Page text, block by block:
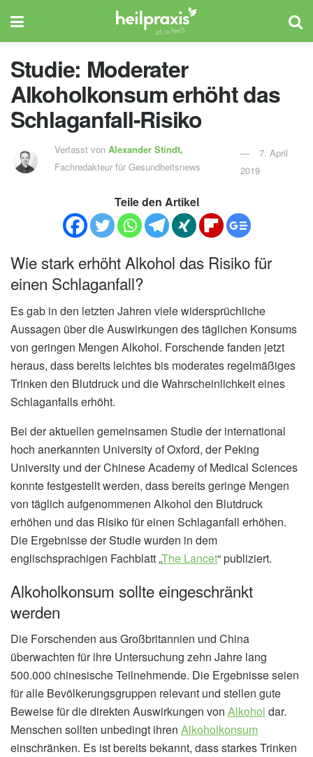
Studie: Moderater
Alkoholkonsum erhöht das
Schlaganfall-Risiko
Verfasst vonAlexander Stindt,
Fachredakteur für Gesundheitsnews
7. April
2019
Teile den Artikel
Wie stark erhöht Alkohol das Risiko für
einen Schlaganfall?
Es gab in den letzten Jahren viele widersprüchliche
Aussagen über die Auswirkungen des täglichen Konsums
von geringen Mengen Alkohol. Forschende fanden jetzt
heraus, dass bereits leichtes bis moderates regelmäßiges
Trinken den Blutdruck und die Wahrscheinlichkeit eines
Schlaganfalls erhöht.
Bei der aktuellen gemeinsamen Studie der international
hoch anerkannten University of Oxford, der Peking
University und der Chinese Academy of Medical Sciences
konnte festgestellt werden, dass bereits geringe Mengen
von täglich aufgenommenen Alkohol den Blutdruck
erhöhen und das Risiko für einen Schlaganfall erhöhen.
Die Ergebnisse der Studie wurden in dem
englischsprachigen Fachblatt „The Lancet“ publiziert.
Alkoholkonsum sollte eingeschränkt
werden
Die Forschenden aus Großbritannien und China
überwachten für ihre Untersuchung zehn Jahre lang
500.000 chinesische Teilnehmende. Die Ergebnisse seien
für alle Bevölkerungsgruppen relevant und stellen gute
Beweise für die direkten Auswirkungen von Alkohol dar.
Menschen sollten unbedingt ihren Alkoholkonsum
einschränken. Es ist bereits bekannt, dass starkes Trinken